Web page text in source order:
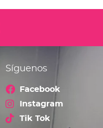
Síguenos
Facebook
Instagram
Tik Tok